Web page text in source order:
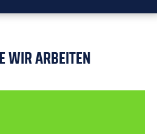
WIR ARBEITEN